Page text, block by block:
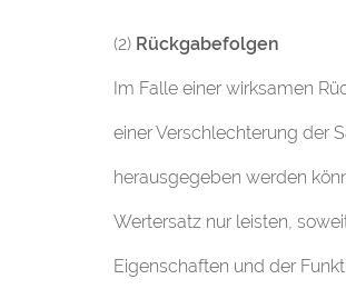
(2) Rückgabefolgen
Im Falle einer wirksamen
einer Verschlechterung der
herausgegeben werden
Wertersatz nur leisten,
Eigenschaften und der